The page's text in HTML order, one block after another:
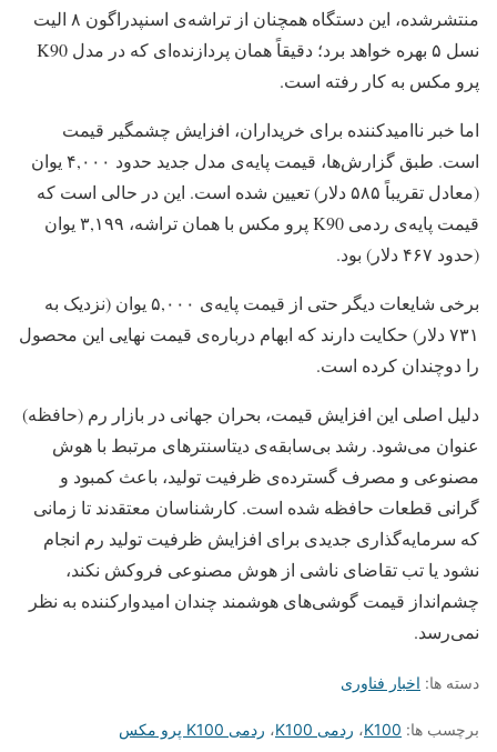
منتشرشده، این دستگاه همچنان از تراشه‌ی اسنپدراگون ۸ الیت
نسل ۵ بهره خواهد برد؛ دقیقاً همان پردازنده‌ای که در مدل K90
پرو مکس به کار رفته است.
اما خبر ناامیدکننده برای خریداران، افزایش چشمگیر قیمت
است. طبق گزارش‌ها، قیمت پایه‌ی مدل جدید حدود ۴,۰۰۰ یوان
(معادل تقریباً ۵۸۵ دلار) تعیین شده است. این در حالی است که
قیمت پایه‌ی ردمی K90 پرو مکس با همان تراشه، ۳,۱۹۹ یوان
(حدود ۴۶۷ دلار) بود.
برخی شایعات دیگر حتی از قیمت پایه‌ی ۵,۰۰۰ یوان (نزدیک به
۷۳۱ دلار) حکایت دارند که ابهام درباره‌ی قیمت نهایی این محصول
را دوچندان کرده است.
دلیل اصلی این افزایش قیمت، بحران جهانی در بازار رم (حافظه)
عنوان می‌شود. رشد بی‌سابقه‌ی دیتاسنترهای مرتبط با هوش
مصنوعی و مصرف گسترده‌ی ظرفیت تولید، باعث کمبود و
گرانی قطعات حافظه شده است. کارشناسان معتقدند تا زمانی
که سرمایه‌گذاری جدیدی برای افزایش ظرفیت تولید رم انجام
نشود یا تب تقاضای ناشی از هوش مصنوعی فروکش نکند،
چشم‌انداز قیمت گوشی‌های هوشمند چندان امیدوارکننده به نظر
نمی‌رسد.
دسته ها: اخبار فناوری
برچسب ها: K100، ردمی K100 ، ردمی K100 پرو مکس